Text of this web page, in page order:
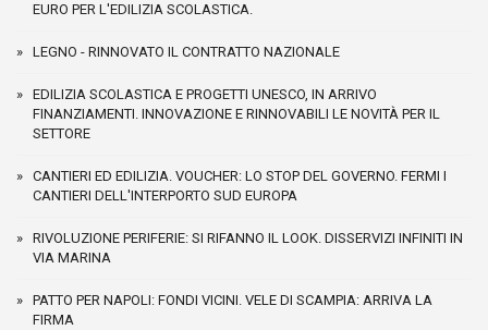
EURO PER L'EDILIZIA SCOLASTICA.
LEGNO - RINNOVATO IL CONTRATTO NAZIONALE
EDILIZIA SCOLASTICA E PROGETTI UNESCO, IN ARRIVO
FINANZIAMENTI. INNOVAZIONE E RINNOVABILI LE NOVITÀ PER IL
SETTORE
CANTIERI ED EDILIZIA. VOUCHER: LO STOP DEL GOVERNO. FERMI I
CANTIERI DELL'INTERPORTO SUD EUROPA
RIVOLUZIONE PERIFERIE: SI RIFANNO IL LOOK. DISSERVIZI INFINITI IN
VIA MARINA
PATTO PER NAPOLI: FONDI VICINI. VELE DI SCAMPIA: ARRIVA LA
FIRMA